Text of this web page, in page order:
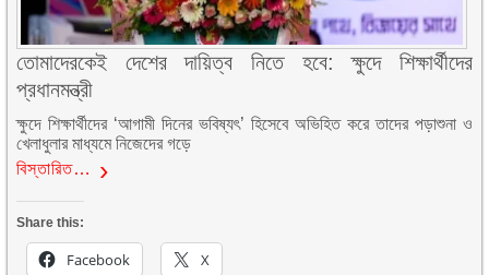
তোমাদেরকেই দেশের দায়িত্ব নিতে হবে: ক্ষুদে শিক্ষার্থীদের
প্রধানমন্ত্রী
ক্ষুদে শিক্ষার্থীদের ‘আগামী দিনের ভবিষ্যৎ’ হিসেবে অভিহিত করে তাদের পড়াশুনা ও
খেলাধুলার মাধ্যমে নিজেদের গড়ে
বিস্তারিত…
Share this:
Facebook X